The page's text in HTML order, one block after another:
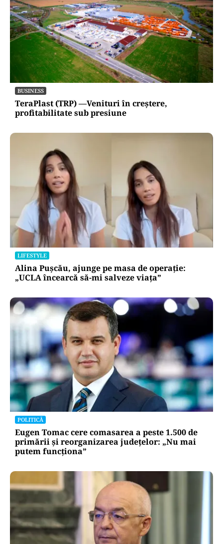
BUSINESS
TeraPlast (TRP) —Venituri în creștere,
profitabilitate sub presiune
LIFESTYLE
Alina Pușcău, ajunge pe masa de operație:
„UCLA încearcă să-mi salveze viața”
POLITICĂ
Eugen Tomac cere comasarea a peste 1.500 de
primării și reorganizarea județelor: „Nu mai
putem funcționa”